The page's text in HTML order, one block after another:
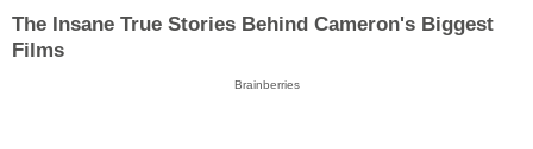
The Insane True Stories Behind Cameron's Biggest
Films
Brainberries